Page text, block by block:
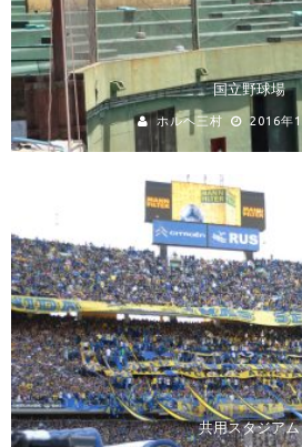
国立野球場
ホルヘ三村 2016年
共用スタジアム